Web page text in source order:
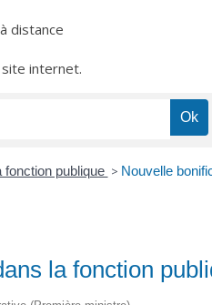
distance
internet.
fonction publique > Nouvelle
la fonction